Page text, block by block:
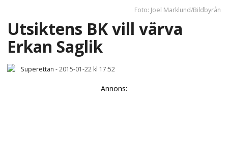
Foto: Joel Marklund/Bildbyrån
Utsiktens BK vill värva
Erkan Saglik
Superettan -2015-01-22 kl 17:52
Annons: